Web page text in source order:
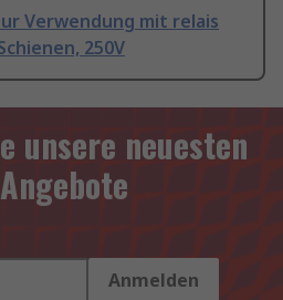
Verwendung mit relais
250V
unsere neuesten
Anmelden